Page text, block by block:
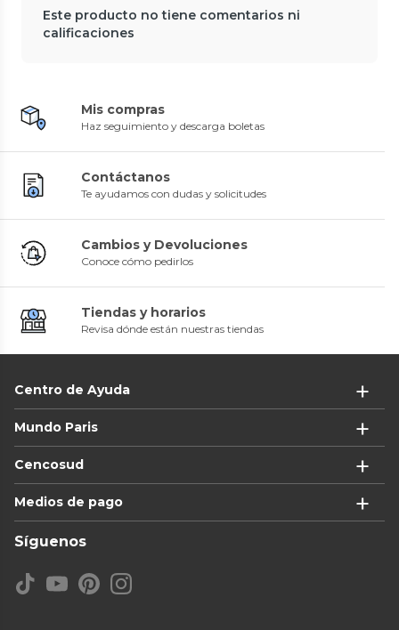
Este producto no tiene comentarios ni
calificaciones
Mis compras
Haz seguimiento y descarga boletas
Contáctanos
Te ayudamos con dudas y solicitudes
Cambios y Devoluciones
Conoce cómo pedirlos
Tiendas y horarios
Revisa dónde están nuestras tiendas
Centro de Ayuda
Mundo Paris
Cencosud
Medios de pago
Síguenos